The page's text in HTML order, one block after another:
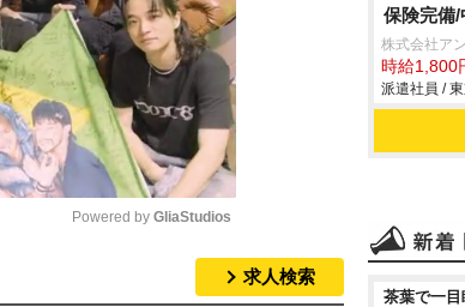
Powered by GliaStudios
求人検索
保険完備/
株式会社ア
時給1,800
派遣社員 /
茶葉で一